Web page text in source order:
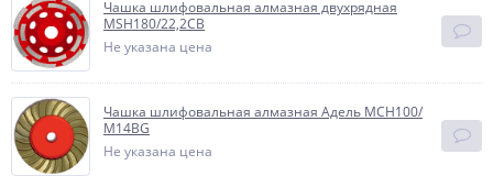
Чашка шлифовальная алмазная двухрядная
MSH180/22,2СB
Не указана цена
Чашка шлифовальная алмазная Адель MCH100/
М14ВG
Не указана цена